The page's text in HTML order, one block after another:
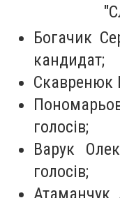
Богачик
кандидат;
Скавренюк
голосів;
Варук
голосів;
Атаманчук